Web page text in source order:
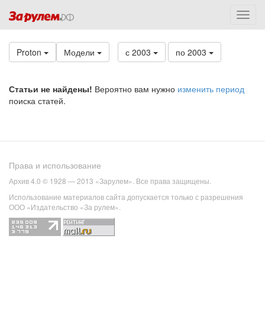
Proton Модели с 2003 по 2003
Статьи не найдены! Вероятно вам нужно изменить период
поиска статей.
Права и использование
Архив 4.0 © 1928 — 2013 «Зарулем». Все права защищены.
Использование материалов сайта допускается только с разрешения
ООО «Издательство «За рулем».